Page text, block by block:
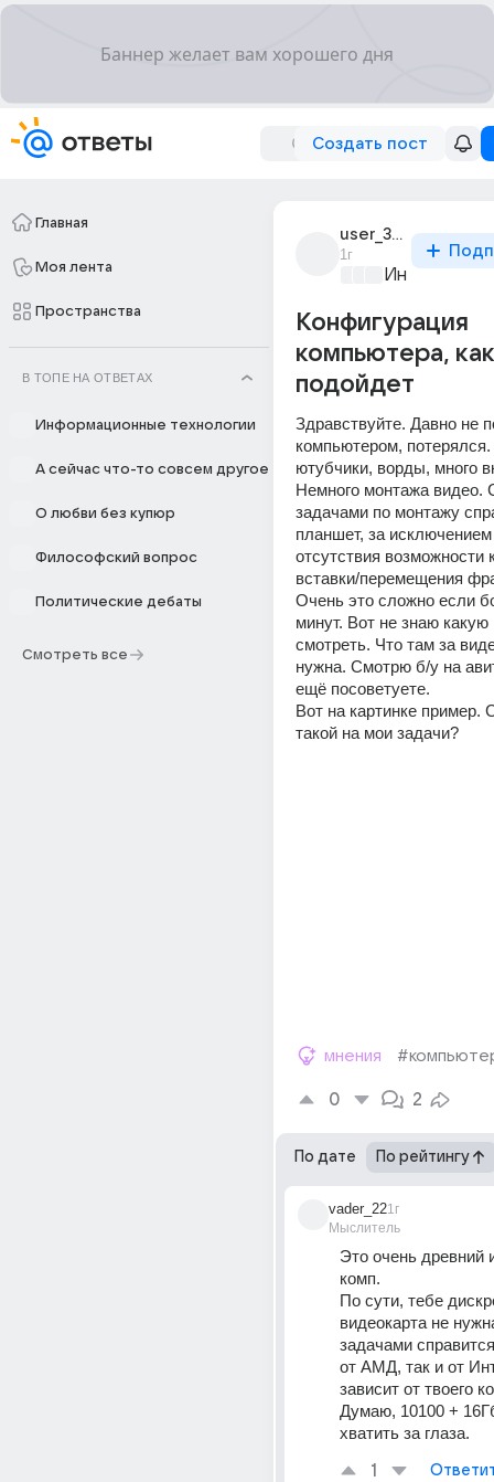
Создать пост
Главная
Моя лента
Пространства
В ТОПЕ НА ОТВЕТАХ
Информационные технологии
А сейчас что-то совсем другое
О любви без купюр
Философский вопрос
Политические дебаты
Смотреть все
user_38269831
1г
Конфигурация
компьютера,
подойдет
Здравствуйте. Давно не
компьютером,
ютубчики, ворды, много
Немного монтажа видео.
задачами по монтажу
планшет, за
отсутствия возможности
вставки/перемещения
Очень это сложно если
минут. Вот не знаю
смотреть. Что там за
нужна. Смотрю б/у на
ещё посоветуете.
Вот на картинке пример.
такой на мои задачи?
мнения
0 2
По дате По рейтингу
vader_22
Мыслитель
1г
Это очень древний
комп.
По сути, тебе
видеокарта не
задачами
от АМД, так и от
зависит от твоего
Думаю, 10100 +
хватить за глаза.
1